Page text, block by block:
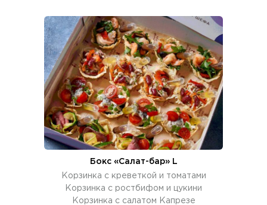
Бокс «Салат-бар» L
Корзинка с креветкой и томатами
Корзинка с ростбифом и цукини
Корзинка с салатом Капрезе